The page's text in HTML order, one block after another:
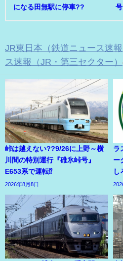
になる田無駅に停車??
JR東日本（鉄道ニュース速
ス速報（JR・第三セクター）
峠は越えない??9/26に上野～横
川間の特別運行『碓氷峠号』
E653系で運転⁉
2026年8月8日
ラ
ー
し